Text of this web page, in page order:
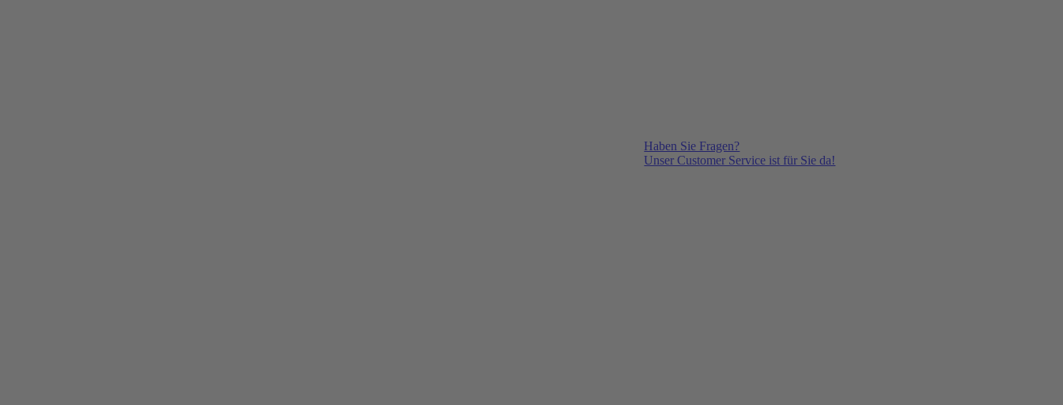
Haben Sie Fragen?
Unser Customer Service ist für Sie da!